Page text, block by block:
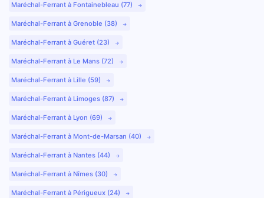
Maréchal-Ferrant à Fontainebleau (77)
Maréchal-Ferrant à Grenoble (38)
Maréchal-Ferrant à Guéret (23)
Maréchal-Ferrant à Le Mans (72)
Maréchal-Ferrant à Lille (59)
Maréchal-Ferrant à Limoges (87)
Maréchal-Ferrant à Lyon (69)
Maréchal-Ferrant à Mont-de-Marsan (40)
Maréchal-Ferrant à Nantes (44)
Maréchal-Ferrant à Nîmes (30)
Maréchal-Ferrant à Périgueux (24)